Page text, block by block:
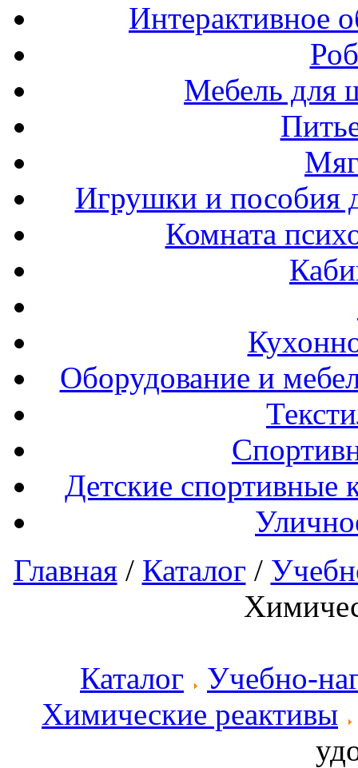
Интерактивное
Мебель для
Игрушки и пособия
Комната
Оборудование и
Детские спортивные
Главная/ Каталог /
Каталог
Учебно-
Химические реактивы